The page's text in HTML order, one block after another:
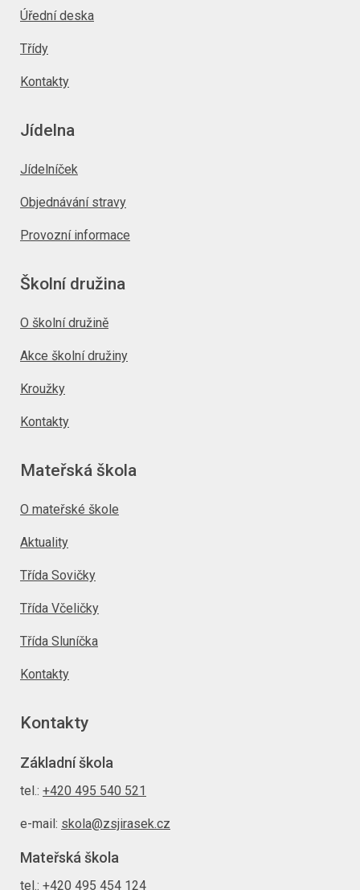
Úřední deska
Třídy
Kontakty
Jídelna
Jídelníček
Objednávání stravy
Provozní informace
Školní družina
O školní družině
Akce školní družiny
Kroužky
Kontakty
Mateřská škola
O mateřské škole
Aktuality
Třída Sovičky
Třída Včeličky
Třída Sluníčka
Kontakty
Kontakty
Základní škola
tel.: +420 495 540 521
e-mail: skola@zsjirasek.cz
Mateřská škola
tel.: +420 495 454 124